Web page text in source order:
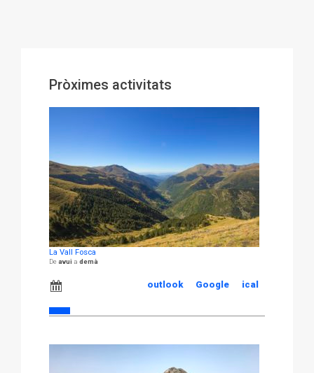
Pròximes activitats
La Vall Fosca
avui demà
ical
Google
outlook